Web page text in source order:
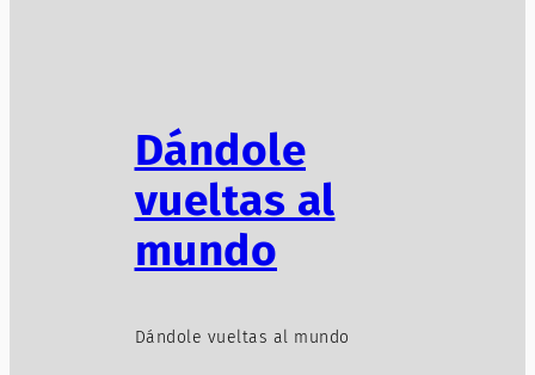
Dándole
vueltas al
mundo
Dándole vueltas al mundo